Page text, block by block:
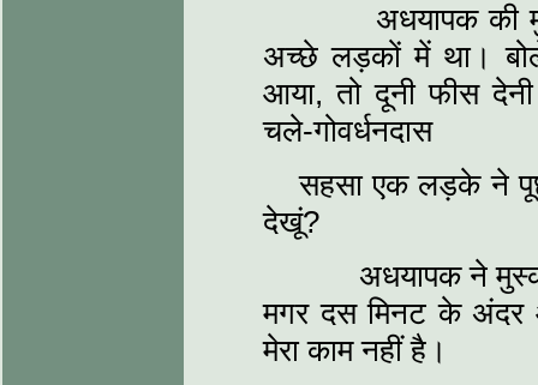
अधयापक की
अच्छे लड़कों में था।
आया, तो दूनी फीस
चले-गोवर्धनदास
सहसा एक लड़के ने
देखूं?
अधयापक ने
मगर दस मिनट के अंदर
मेरा काम नहीं है।